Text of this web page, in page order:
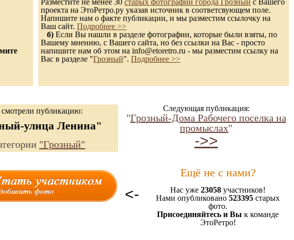
Разместите не менее 30 старых фотографий города Грозный с Вашего
проекта на ЭтоРетро.ру указав источник в соответсвующем поле.
Напишите нам о факте публикации, и мы разместим ссылочку на
Ваш сайт. Подробнее >>
б) Если Вы нашли в разделе фотографии, которые были взяты, по
Вашему мнению, с Вашего сайта, но без ссылки на Вас - просто
напишите нам об этом на info@etoretro.ru - мы разместим ссылку на
Вас в разделе "Грозный". Подробнее >>
публикацию:
улица Ленина"
"Грозный"
Следующая публикация:
"Грозный-Дома Рабочего поселка на
промыслах"
->>
<-
Ещё не с нами?
Нас уже 23058 участников!
Нами опубликовано 523395 старых
фото.
Присоединяйтесь и Вы к команде
ЭтоРетро!